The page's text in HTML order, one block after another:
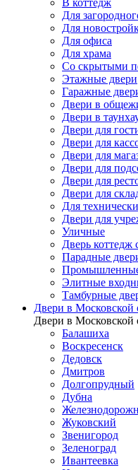
В коттедж
Для
Для
Для офиса
Для храма
Со скрытыми
Этажные двери
Гаражные
Двери в
Двери в
Двери для
Двери для
Двери для
Двери для
Двери для
Двери для
Для
Двери для
Уличные
Дверь коттедж
Парадные
Элитные
Тамбурные
Двери в Московской
Двери в Московской
Балашиха
Воскресенск
Дедовск
Дмитров
Долгопрудный
Дубна
Жуковский
Звенигород
Зеленоград
Ивантеевка